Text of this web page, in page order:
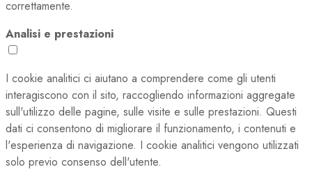
correttamente.
Analisi e prestazioni
I cookie analitici ci aiutano a comprendere come gli utenti
interagiscono con il sito, raccogliendo informazioni aggregate
sull'utilizzo delle pagine, sulle visite e sulle prestazioni. Questi
dati ci consentono di migliorare il funzionamento, i contenuti e
l'esperienza di navigazione. I cookie analitici vengono utilizzati
solo previo consenso dell'utente.